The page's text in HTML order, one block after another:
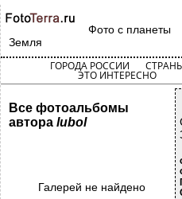
Фото с планеты
Земля
ГОРОДА РОССИИ
ЭТО ИНТЕРЕСНО
Все фотоальбомы
автора lubol
Галерей не найдено